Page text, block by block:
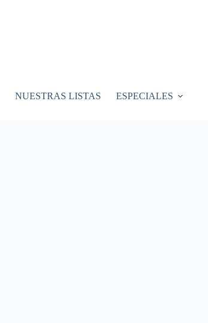
NUESTRAS LISTAS ESPECIALES